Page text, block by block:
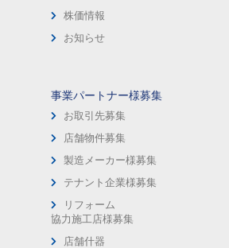
株価情報
お知らせ
事業パートナー様募集
お取引先募集
店舗物件募集
製造メーカー様募集
テナント企業様募集
リフォーム
協力施工店様募集
店舗什器